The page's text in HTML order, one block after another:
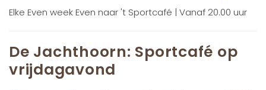
Elke Even week Even naar 't Sportcafé | Vanaf 20.00 uur
De Jachthoorn: Sportcafé op
vrijdagavond